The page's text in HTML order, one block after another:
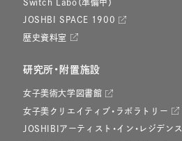
Switch Labo（準備中）
JOSHBI SPACE 1900
歴史資料室
研究所・附置施設
女子美術大学図書館
女子美クリエイティブ・ラボラトリー
JOSHIBIアーティスト・イン・レジデンス